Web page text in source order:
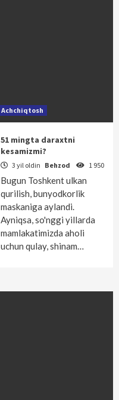
Achchiqtosh
51 mingta daraxtni
kesamizmi?
3 yil oldin Behzod 1 950
Bugun Toshkent ulkan
qurilish, bunyodkorlik
maskaniga aylandi.
Ayniqsa, so'nggi yillarda
mamlakatimizda aholi
uchun qulay, shinam…